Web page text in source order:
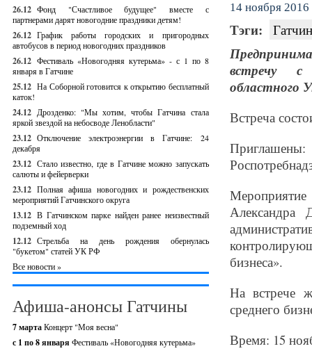
26.12 Фонд "Счастливое будущее" вместе с
партнерами дарят новогодние праздники детям!
26.12 График работы городских и пригородных
автобусов в период новогодних праздников
26.12 Фестиваль «Новогодняя кутерьма» - с 1 по 8
января в Гатчине
25.12 На Соборной готовится к открытию бесплатный
каток!
24.12 Дрозденко: "Мы хотим, чтобы Гатчина стала
яркой звездой на небосводе Ленобласти"
23.12 Отключение электроэнергии в Гатчине: 24
декабря
23.12 Стало известно, где в Гатчине можно запускать
салюты и фейерверки
23.12 Полная афиша новогодних и рождественских
мероприятий Гатчинского округа
13.12 В Гатчинском парке найден ранее неизвестный
подземный ход
12.12 Стрельба на день рождения обернулась
"букетом" статей УК РФ
Все новости »
Афиша-анонсы Гатчины
7 мартаКонцерт "Моя весна"
с 1 по 8 января Фестиваль «Новогодняя кутерьма»
14 ноября 2016
Тэги:
встречу с
областного
Встреча
Мероприятие
Александра
бизнеса».
На встрече
среднего
Время: 15